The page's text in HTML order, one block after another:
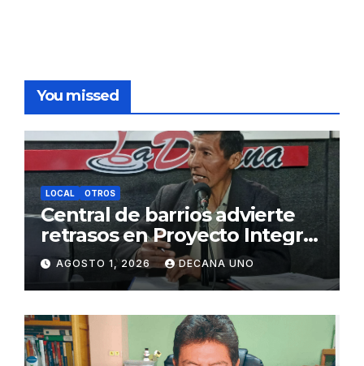
You missed
LOCAL OTROS
Central de barrios advierte
retrasos en Proyecto Integral
de Agua y Alcantarillado para
Juliaca
AGOSTO 1, 2026 DECANA UNO